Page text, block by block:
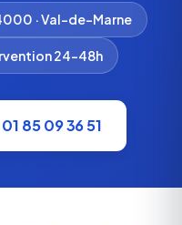
· Val-de-Marne
24-48h
01 85 09 36 51